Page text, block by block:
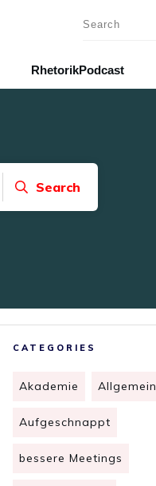
RhetorikPodcast
Search
CATEGORIES
Akademie Allgemein
Aufgeschnappt
bessere Meetings